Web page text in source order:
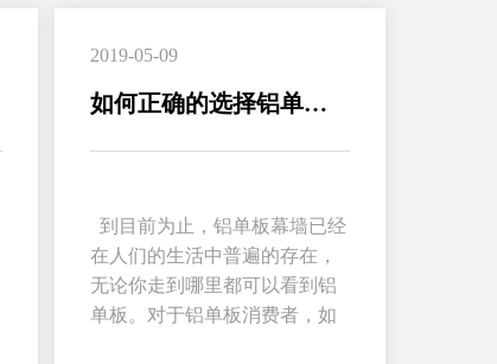
2019-05-09
如何正确的选择铝单板厚度？
到目前为止，铝单板幕墙已经
在人们的生活中普遍的存在，
无论你走到哪里都可以看到铝
单板。对于铝单板消费者，如